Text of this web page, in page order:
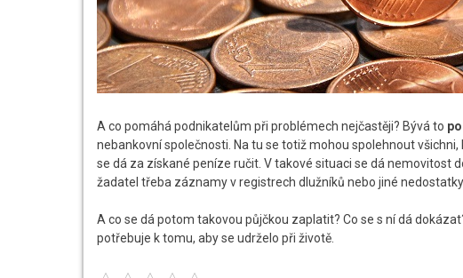
A co pomáhá podnikatelům při problémech nejčastěji? Bývá to
nebankovní společnosti. Na tu se totiž mohou spolehnout
se dá za získané peníze ručit. V takové situaci se dá nemovitost
žadatel třeba záznamy v registrech dlužníků nebo jiné nedostatky.
A co se dá potom takovou půjčkou zaplatit? Co se s ní dá
potřebuje k tomu, aby se udrželo při životě.